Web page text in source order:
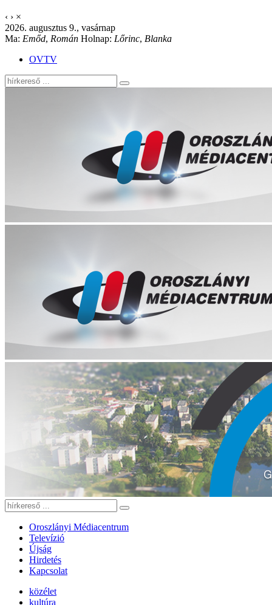
‹ › ×
2026. augusztus 9., vasárnap
Ma: Emőd, Román Holnap: Lőrinc, Blanka
OVTV
Oroszlányi Médiacentrum
Televízió
Újság
Hirdetés
Kapcsolat
közélet
kultúra